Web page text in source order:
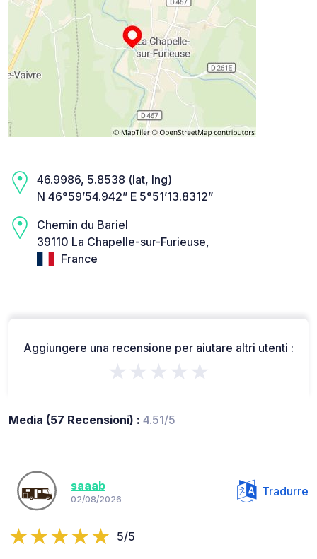
46.9986, 5.8538 (lat, lng)
N 46°59’54.942” E 5°51’13.8312”
Chemin du Bariel
39110 La Chapelle-sur-Furieuse,
France
Aggiungere una recensione per aiutare altri utenti :
★★★★★
Media (57 Recensioni) : 4.51/5
saaab
02/08/2026
Tradurre
5/5